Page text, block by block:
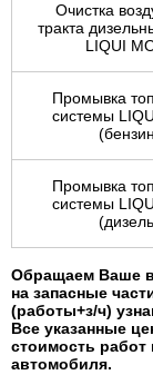
Очистка
тракта
LIQUI
Промывка
системы
Промывка
системы
Обращаем Ваше
на запасные
(работы+з/ч)
Все указанные
стоимость работ
автомобиля.